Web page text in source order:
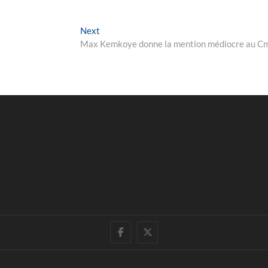
Next
post:
Max Kemkoye donne la mention médiocre au
facebook